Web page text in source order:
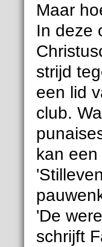
Maar
In deze
strijd
een lid
club.
kan
'De
schrijft